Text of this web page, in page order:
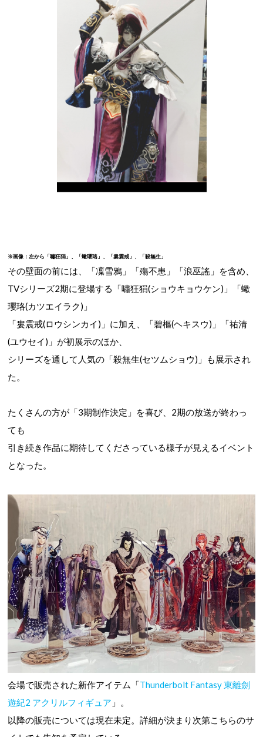
※画像：左から「嘯狂狷」、「蠍瓔珞」、「婁震戒」、「殺無生」
その壁面の前には、「凜雪鴉」「殤不患」「浪巫謠」を含め、
TVシリーズ2期に登場する
「嘯狂狷(ショウキョウケン)」「蠍
瓔珞(カツエイラク)」
「婁震戒(ロウシンカイ)」に加え、「碧樞(ヘキスウ)」「祐清
(ユウセイ)」が初展示のほか、
シリーズを通して人気の「殺無生(セツムショウ)」も 展示され
た。
たくさんの方が「3期制作決定」を喜び、2期の放送が終わっ
ても
引き続き作品に期待してくださっている様子が見えるイベント
となった。
会場で販売された新作アイテム「Thunderbolt Fantasy 東離劍
遊紀2 アクリルフィギュア 」。
以降の販売については現在未定。詳細が決まり次第こちらのサ